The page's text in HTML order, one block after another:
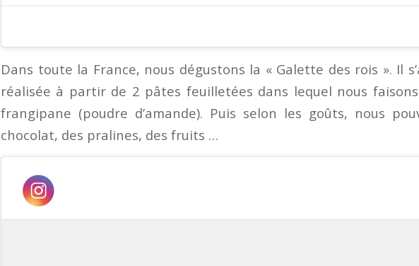
Dans toute la France, nous dégustons la « Galette des rois ». Il
réalisée à partir de 2 pâtes feuilletées dans lequel nous
frangipane (poudre d’amande). Puis selon les goûts, nous
chocolat, des pralines, des fruits …